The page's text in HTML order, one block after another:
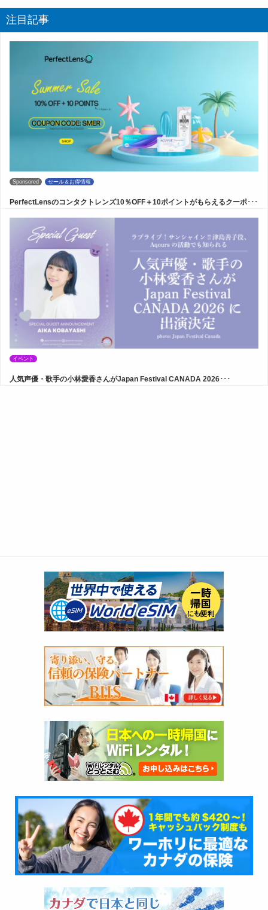
注目記事
Sponsored セール＆お得情報
PerfectLensのコンタクトレンズ10％OFF＋10ポイントがもらえるクーポ･･･
イベント
人気声優・歌手の小林愛香さんがJapan Festival CANADA 2026･･･